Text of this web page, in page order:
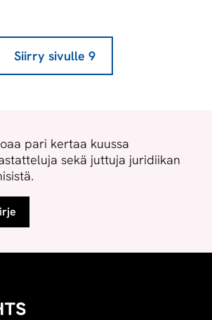
Siirry sivulle 9
pari kertaa kuussa
sekä juttuja juridiikan